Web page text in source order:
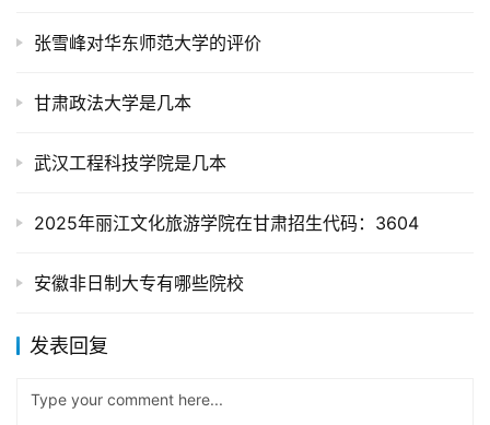
张雪峰对华东师范大学的评价
甘肃政法大学是几本
武汉工程科技学院是几本
2025年丽江文化旅游学院在甘肃招生代码：3604
安徽非日制大专有哪些院校
发表回复